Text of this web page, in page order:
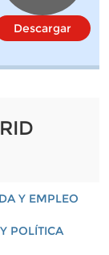
Descargar
Y EMPLEO
POLÍTICA